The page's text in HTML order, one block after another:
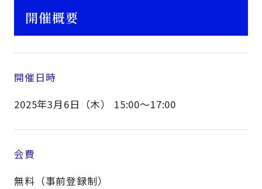
開催概要
開催日時
2025年3月6日（木） 15:00～17:00
会費
無料（事前登録制）